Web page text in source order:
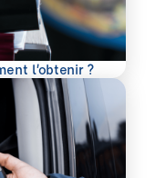
l’obtenir ?